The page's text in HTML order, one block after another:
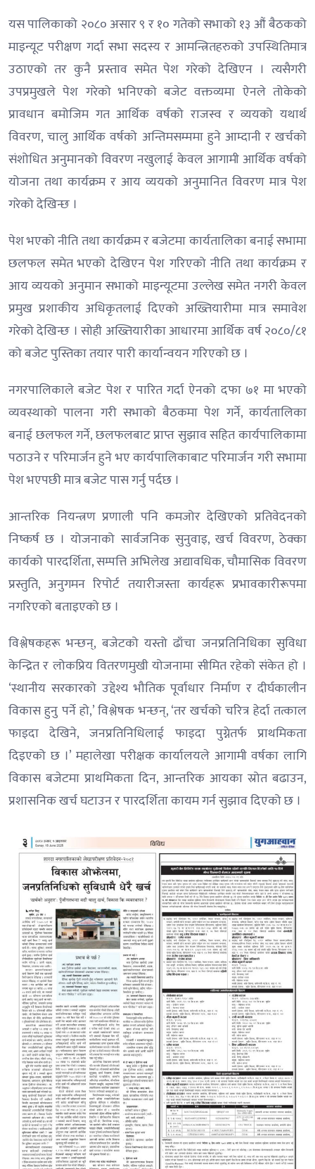
यस पालिकाको २०८० असार ९ र १० गतेको सभाको १३ औं बैठकको
माइन्यूट परीक्षण गर्दा सभा सदस्य र आमन्त्रितहरुको उपस्थितिमात्र
उठाएको तर कुनै प्रस्ताव समेत पेश गरेको देखिएन । त्यसैगरी
उपप्रमुखले पेश गरेको भनिएको बजेट वक्तव्यमा ऐनले तोकेको
प्रावधान बमोजिम गत आर्थिक वर्षको राजस्व र व्ययको यथार्थ
विवरण, चालु आर्थिक वर्षको अन्तिमसम्ममा हुने आम्दानी र खर्चको
संशोधित अनुमानको विवरण नखुलाई केवल आगामी आर्थिक वर्षको
योजना तथा कार्यक्रम र आय व्ययको अनुमानित विवरण मात्र पेश
गरेको देखिन्छ ।
पेश भएको नीति तथा कार्यक्रम र बजेटमा कार्यतालिका बनाई सभामा
छलफल समेत भएको देखिएन पेश गरिएको नीति तथा कार्यक्रम र
आय व्ययको अनुमान सभाको माइन्यूटमा उल्लेख समेत नगरी केवल
प्रमुख प्रशाकीय अधिकृतलाई दिएको अख्तियारीमा मात्र समावेश
गरेको देखिन्छ । सोही अख्तियारीका आधारमा आर्थिक वर्ष २०८०/८१
को बजेट पुस्तिका तयार पारी कार्यान्वयन गरिएको छ ।
नगरपालिकाले बजेट पेश र पारित गर्दा ऐनको दफा ७१ मा भएको
व्यवस्थाको पालना गरी सभाको बैठकमा पेश गर्ने, कार्यतालिका
बनाई छलफल गर्ने, छलफलबाट प्राप्त सुझाव सहित कार्यपालिकामा
पठाउने र परिमार्जन हुने भए कार्यपालिकाबाट परिमार्जन गरी सभामा
पेश भएपछी मात्र बजेट पास गर्नु पर्दछ ।
आन्तरिक नियन्त्रण प्रणाली पनि कमजोर देखिएको प्रतिवेदनको
निष्कर्ष छ । योजनाको सार्वजनिक सुनुवाइ, खर्च विवरण, ठेक्का
कार्यको पारदर्शिता, सम्पत्ति अभिलेख अद्यावधिक, चौमासिक विवरण
प्रस्तुति, अनुगमन रिपोर्ट तयारीजस्ता कार्यहरू प्रभावकारीरूपमा
नगरिएको बताइएको छ ।
विश्लेषकहरू भन्छन्, बजेटको यस्तो ढाँचा जनप्रतिनिधिका सुविधा
केन्द्रित र लोकप्रिय वितरणमुखी योजनामा सीमित रहेको संकेत हो ।
‘स्थानीय सरकारको उद्देश्य भौतिक पूर्वाधार निर्माण र दीर्घकालीन
विकास हुनु पर्ने हो,’ विश्लेषक भन्छन्, ‘तर खर्चको चरित्र हेर्दा तत्काल
फाइदा देखिने, जनप्रतिनिधिलाई फाइदा पुग्नेतर्फ प्राथमिकता
दिइएको छ ।’ महालेखा परीक्षक कार्यालयले आगामी वर्षका लागि
विकास बजेटमा प्राथमिकता दिन, आन्तरिक आयका स्रोत बढाउन,
प्रशासनिक खर्च घटाउन र पारदर्शिता कायम गर्न सुझाव दिएको छ ।